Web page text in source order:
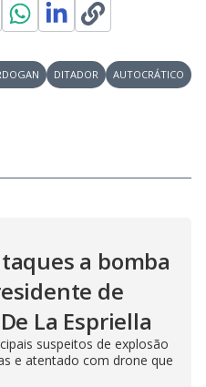
DITADOR
AUTOCRÁTICO
a bomba
de
La Espriella
suspeitos de explosão
e atentado com drone que